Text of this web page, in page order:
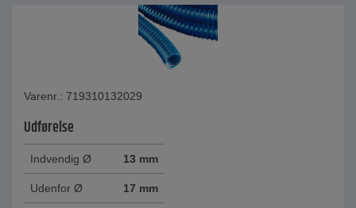
Varenr.: 719310132029
Udførelse
Indvendig Ø 13 mm
Udenfor Ø 17 mm